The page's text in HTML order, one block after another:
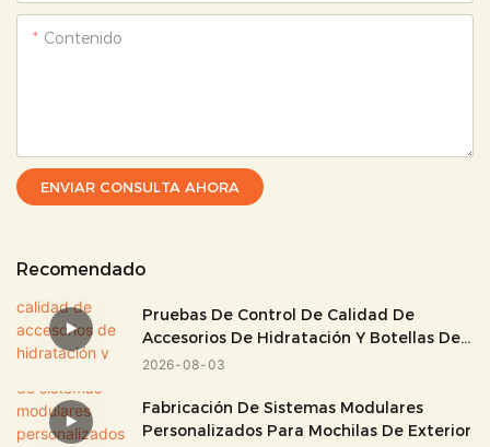
Contenido
ENVIAR CONSULTA AHORA
Recomendado
Pruebas De Control De Calidad De
Accesorios De Hidratación Y Botellas De
Agua
2026 08 03
Fabricación De Sistemas Modulares
Personalizados Para Mochilas De Exterior